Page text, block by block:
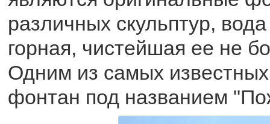
различных скульптур,
горная, чистейшая ее не
Одним из самых известных
фонтан под названием